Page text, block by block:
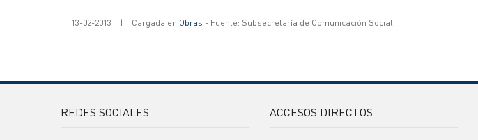
13-02-2013 | Cargada en Obras - Fuente: Subsecretaría de Comunicación Social
REDES SOCIALES ACCESOS DIRECTOS